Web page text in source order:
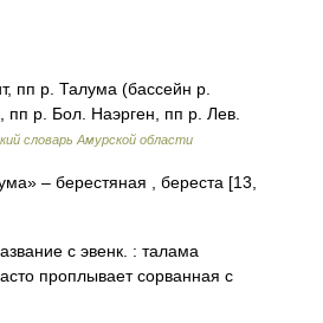
пп р. Талума (бассейн р.
р. Бол. Наэрген, пп р. Лев.
словарь Амурской области
– берестяная , береста [13,
с эвенк. : талама
проплывает сорванная с